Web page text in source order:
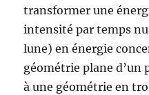
transformer une
intensité par temps
lune) en énergie
géométrie plane d’un
à une géométrie en